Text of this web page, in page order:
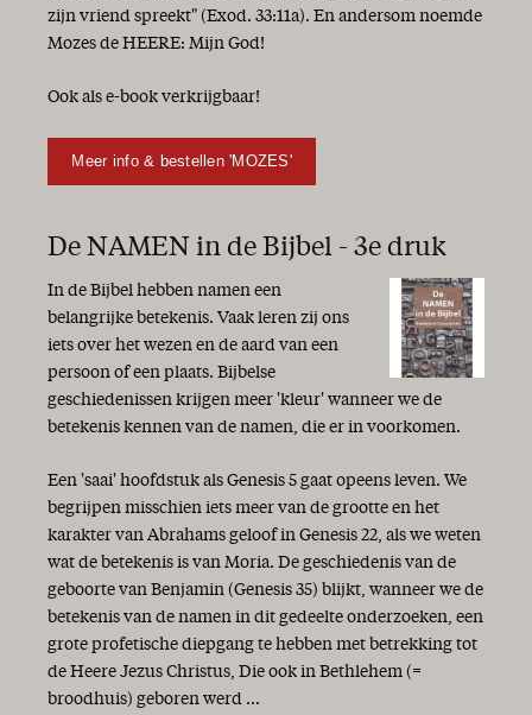
zijn vriend spreekt" (Exod. 33:11a). En andersom noemde
Mozes de HEERE: Mijn God!
Ook als e-book verkrijgbaar!
Meer info & bestellen 'MOZES'
De NAMEN in de Bijbel - 3e druk
In de Bijbel hebben namen een
belangrijke betekenis. Vaak leren zij ons
iets over het wezen en de aard van een
persoon of een plaats. Bijbelse
geschiedenissen krijgen meer 'kleur' wanneer we de
betekenis kennen van de namen, die er in voorkomen.
Een 'saai' hoofdstuk als Genesis 5 gaat opeens leven. We
begrijpen misschien iets meer van de grootte en het
karakter van Abrahams geloof in Genesis 22, als we weten
wat de betekenis is van Moria. De geschiedenis van de
geboorte van Benjamin (Genesis 35) blijkt, wanneer we de
betekenis van de namen in dit gedeelte onderzoeken, een
grote profetische diepgang te hebben met betrekking tot
de Heere Jezus Christus, Die ook in Bethlehem (=
broodhuis) geboren werd ...